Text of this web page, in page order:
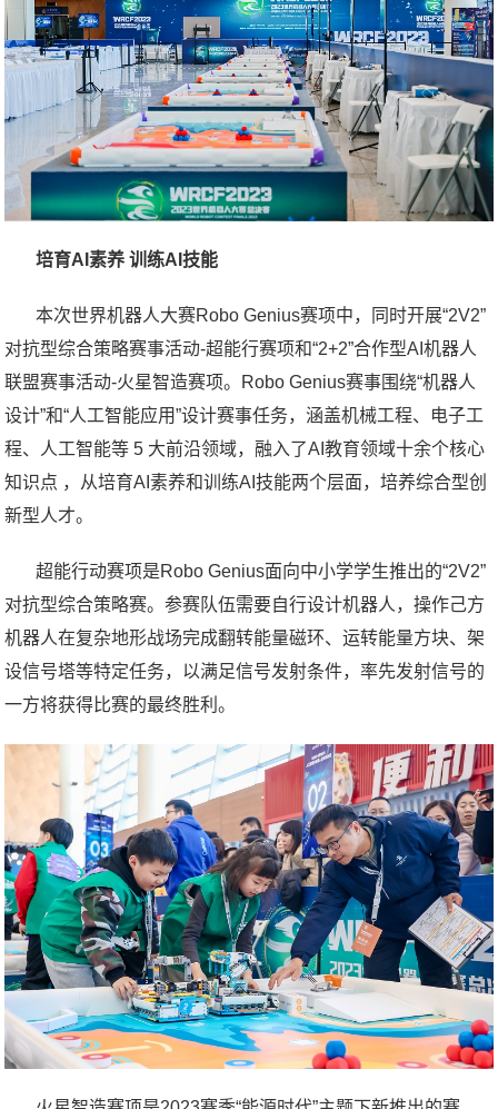
培育AI素养 训练AI技能
本次世界机器人大赛Robo Genius赛项中，同时开展“2V2”
对抗型综合策略赛事活动-超能行赛项和“2+2”合作型AI机器人
联盟赛事活动-火星智造赛项。Robo Genius赛事围绕“机器人
设计”和“人工智能应用”设计赛事任务，涵盖机械工程、电子工
程、人工智能等 5 大前沿领域，融入了AI教育领域十余个核心
知识点 ，从培育AI素养和训练AI技能两个层面，培养综合型创
新型人才。
超能行动赛项是Robo Genius面向中小学学生推出的“2V2”
对抗型综合策略赛。参赛队伍需要自行设计机器人，操作己方
机器人在复杂地形战场完成翻转能量磁环、运转能量方块、架
设信号塔等特定任务，以满足信号发射条件，率先发射信号的
一方将获得比赛的最终胜利。